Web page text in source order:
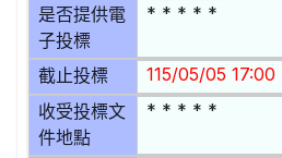
是否提供電
子投標
* * * * *
截止投標 115/05/05 17:00
收受投標文
件地點
* * * * *